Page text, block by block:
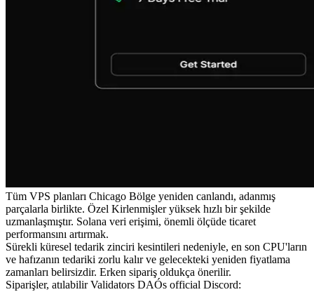
Tüm VPS planları Chicago Bölge yeniden canlandı, adanmış
parçalarla birlikte. Özel Kirlenmişler yüksek hızlı bir şekilde
uzmanlaşmıştır. Solana veri erişimi, önemli ölçüde ticaret
performansını artırmak.
Sürekli küresel tedarik zinciri kesintileri nedeniyle, en son CPU'ların
ve hafızanın tedariki zorlu kalır ve gelecekteki yeniden fiyatlama
zamanları belirsizdir. Erken sipariş oldukça önerilir.
Siparişler, atılabilir Validators DAÓs official Discord: